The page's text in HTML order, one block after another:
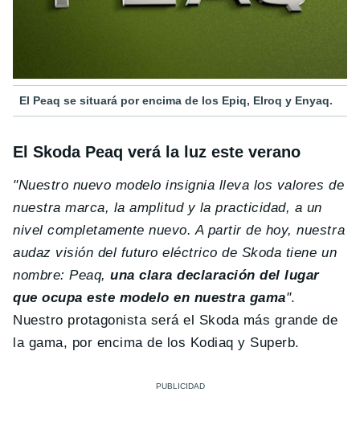
El Peaq se situará por encima de los Epiq, Elroq y Enyaq.
El Skoda Peaq verá la luz este verano
"Nuestro nuevo modelo insignia lleva los valores de
nuestra marca, la amplitud y la practicidad, a un
nivel completamente nuevo. A partir de hoy, nuestra
audaz visión del futuro eléctrico de Skoda tiene un
nombre: Peaq,una clara declaración del lugar
que ocupa este modelo en nuestra gama".
Nuestro protagonista será el Skoda más grande de
la gama, por encima de los Kodiaq y Superb.